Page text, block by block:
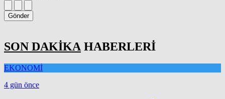
Gönder
SON DAKİKA HABERLERİ
EKONOMİ
4 gün önce